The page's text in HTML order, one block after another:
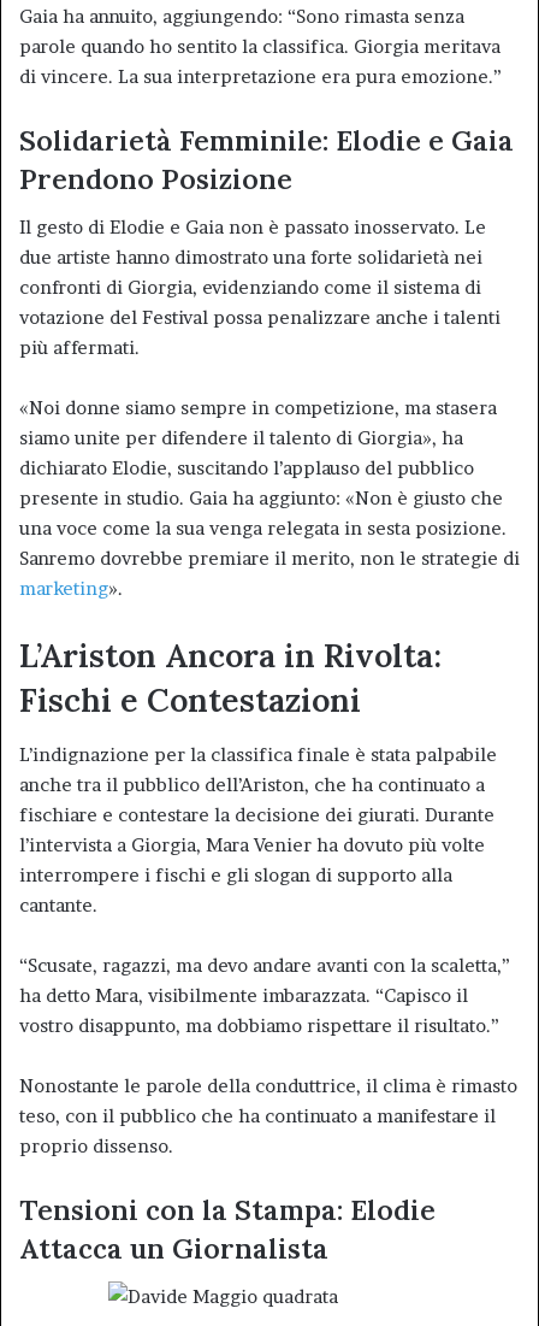
Gaia ha annuito, aggiungendo: “Sono rimasta senza
parole quando ho sentito la classifica. Giorgia meritava
di vincere. La sua interpretazione era pura emozione.”
Solidarietà Femminile: Elodie e Gaia
Prendono Posizione
Il gesto di Elodie e Gaia non è passato inosservato. Le
due artiste hanno dimostrato una forte solidarietà nei
confronti di Giorgia, evidenziando come il sistema di
votazione del Festival possa penalizzare anche i talenti
più affermati.
«Noi donne siamo sempre in competizione, ma stasera
siamo unite per difendere il talento di Giorgia», ha
dichiarato Elodie, suscitando l’applauso del pubblico
presente in studio. Gaia ha aggiunto: «Non è giusto che
una voce come la sua venga relegata in sesta posizione.
Sanremo dovrebbe premiare il merito, non le strategie di
marketing».
L’Ariston Ancora in Rivolta:
Fischi e Contestazioni
L’indignazione per la classifica finale è stata palpabile
anche tra il pubblico dell’Ariston, che ha continuato a
fischiare e contestare la decisione dei giurati. Durante
l’intervista a Giorgia, Mara Venier ha dovuto più volte
interrompere i fischi e gli slogan di supporto alla
cantante.
“Scusate, ragazzi, ma devo andare avanti con la scaletta,”
ha detto Mara, visibilmente imbarazzata. “Capisco il
vostro disappunto, ma dobbiamo rispettare il risultato.”
Nonostante le parole della conduttrice, il clima è rimasto
teso, con il pubblico che ha continuato a manifestare il
proprio dissenso.
Tensioni con la Stampa: Elodie
Attacca un Giornalista